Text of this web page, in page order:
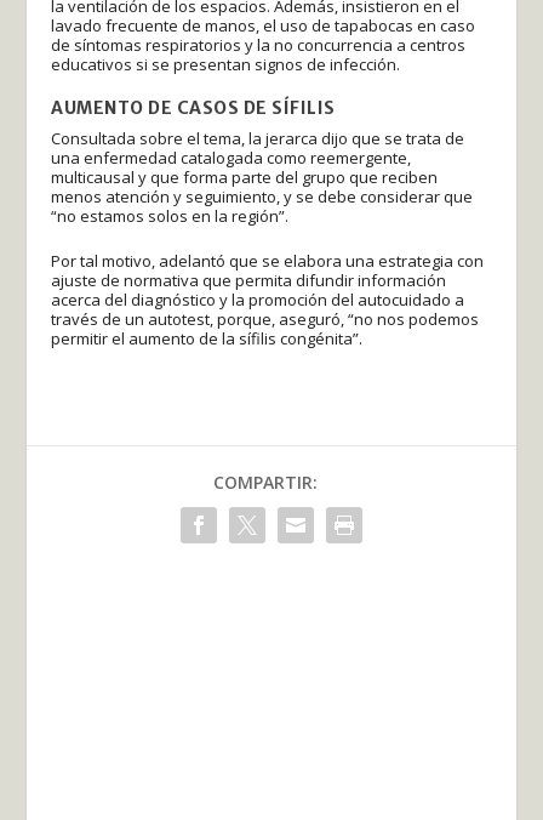
la ventilación de los espacios. Además, insistieron en el
lavado frecuente de manos, el uso de tapabocas en caso
de síntomas respiratorios y la no concurrencia a centros
educativos si se presentan signos de infección.
AUMENTO DE CASOS DE SÍFILIS
Consultada sobre el tema, la jerarca dijo que se trata de
una enfermedad catalogada como reemergente,
multicausal y que forma parte del grupo que reciben
menos atención y seguimiento, y se debe considerar que
“no estamos solos en la región”.
Por tal motivo, adelantó que se elabora una estrategia con
ajuste de normativa que permita difundir información
acerca del diagnóstico y la promoción del autocuidado a
través de un autotest, porque, aseguró, “no nos podemos
permitir el aumento de la sífilis congénita”.
COMPARTIR: